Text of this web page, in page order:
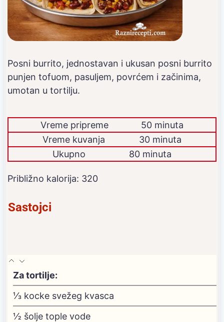
Posni burrito, jednostavan i ukusan posni burrito
punjen tofuom, pasuljem, povrćem i začinima,
umotan u tortilju.
Vreme pripreme
50 minuta
Vreme kuvanja
30 minuta
Ukupno
80 minuta
Približno kalorija: 320
Sastojci
Za tortilje:
⅓ kocke svežeg kvasca
½ šolje tople vode